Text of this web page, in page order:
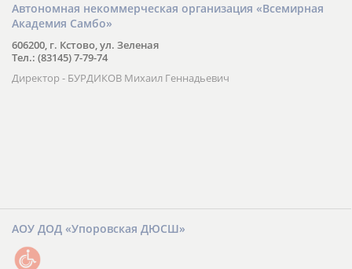
Автономная некоммерческая организация «Всемирная
Академия Самбо»
606200, г. Кстово, ул. Зеленая
Тел.: (83145) 7-79-74
Директор - БУРДИКОВ Михаил Геннадьевич
АОУ ДОД «Упоровская ДЮСШ»